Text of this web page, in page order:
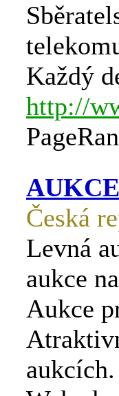
Každý
http://
Česká
Levná
aukce
Aukce